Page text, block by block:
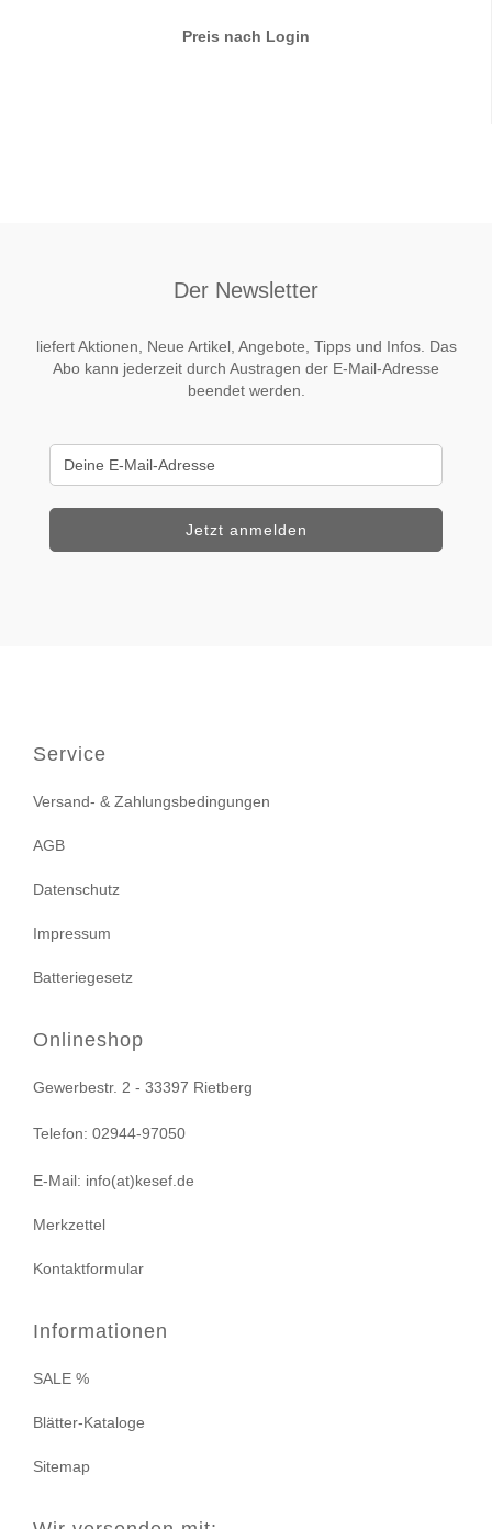
Preis nach Login
Der Newsletter
liefert Aktionen, Neue Artikel, Angebote, Tipps und Infos. Das
Abo kann jederzeit durch Austragen der E-Mail-Adresse
beendet werden.
Service
Versand- & Zahlungsbedingungen
AGB
Datenschutz
Impressum
Batteriegesetz
Onlineshop
Gewerbestr. 2 - 33397 Rietberg
Telefon: 02944-97050
E-Mail: info(at)kesef.de
Merkzettel
Kontaktformular
Informationen
SALE %
Blätter-Kataloge
Sitemap